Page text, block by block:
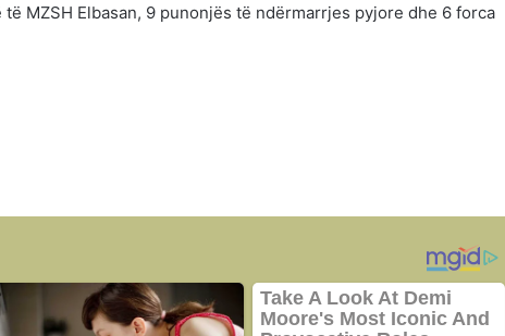
MZSH Elbasan, 9 punonjës të ndërmarrjes pyjore dhe 6 forca